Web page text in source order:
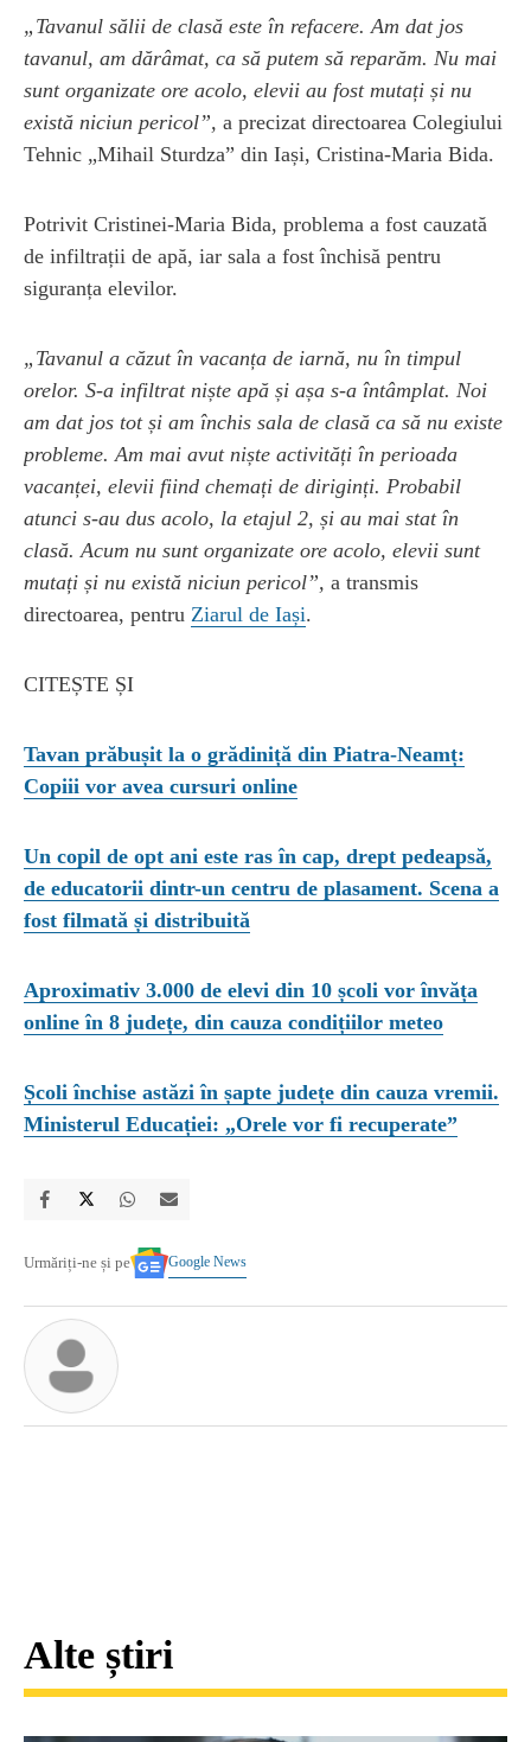
„Tavanul sălii de clasă este în refacere. Am dat jos
tavanul, am dărâmat, ca să putem să reparăm. Nu mai
sunt organizate ore acolo, elevii au fost mutați și nu
există niciun pericol”, a precizat directoarea Colegiului
Tehnic „Mihail Sturdza” din Iași, Cristina-Maria Bida.
Potrivit Cristinei-Maria Bida, problema a fost cauzată
de infiltrații de apă, iar sala a fost închisă pentru
siguranța elevilor.
„Tavanul a căzut în vacanța de iarnă, nu în timpul
orelor. S-a infiltrat niște apă și așa s-a întâmplat. Noi
am dat jos tot și am închis sala de clasă ca să nu existe
probleme. Am mai avut niște activități în perioada
vacanței, elevii fiind chemați de diriginți. Probabil
atunci s-au dus acolo, la etajul 2, și au mai stat în
clasă. Acum nu sunt organizate ore acolo, elevii sunt
mutați și nu există niciun pericol”, a transmis
directoarea, pentru Ziarul de Iași.
CITEȘTE ȘI
Tavan prăbușit la o grădiniță din Piatra-Neamț:
Copiii vor avea cursuri online
Un copil de opt ani este ras în cap, drept pedeapsă,
de educatorii dintr-un centru de plasament. Scena a
fost filmată și distribuită
Aproximativ 3.000 de elevi din 10 școli vor învăța
online în 8 județe, din cauza condițiilor meteo
Școli închise astăzi în șapte județe din cauza vremii.
Ministerul Educației: „Orele vor fi recuperate”
Urmăriți-ne și pe Google News
Alte știri